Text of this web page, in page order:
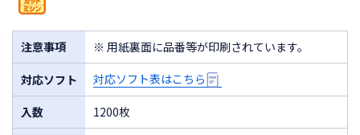
注意事項 ※ 用紙裏面に品番等が印刷されています。
対応ソフト 対応ソフト表はこちら
入数
1200枚